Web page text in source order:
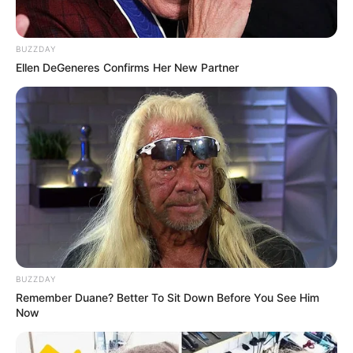
रिश्ते में रोमांस बढ़ाने के प्रभावी तरीके
रिश्तों मेंरोमांस बढ़ानाबहुत जरूरी है। अपने पार्टनर की बातें ध्यान से सुनें और
उसका समर्थन करें। छोटी-छोटी चीजें करके भी उसका ख्याल रखें।
नए अनुभव साझा करने से रोमांस बढ़ता है। अचानक सरप्राइज देकर
बनाएं। अपने शारीरिक स्पर्श और आंखों से संवादबढ़ाएं।
BUZZDAY
Ellen DeGeneres Confirms Her New Partner
BUZZDAY
Remember Duane? Better To Sit Down Before You See Him
Now